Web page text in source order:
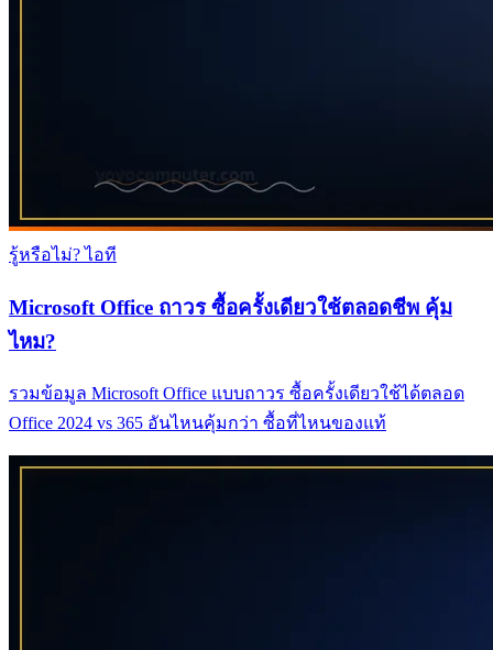
รู้หรือไม่? ไอที
Microsoft Office ถาวร ซื้อครั้งเดียวใช้ตลอดชีพ คุ้ม
ไหม?
รวมข้อมูล Microsoft Office แบบถาวร ซื้อครั้งเดียวใช้ได้ตลอด
Office 2024 vs 365 อันไหนคุ้มกว่า ซื้อที่ไหนของแท้